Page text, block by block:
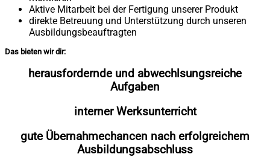
Aktive Mitarbeit bei der Fertigung unserer Produkt
direkte Betreuung und Unterstützung durch unseren
Ausbildungsbeauftragten
Das bieten wir dir:
herausfordernde und abwechlsungsreiche
Aufgaben
interner Werksunterricht
gute Übernahmechancen nach erfolgreichem
Ausbildungsabschluss